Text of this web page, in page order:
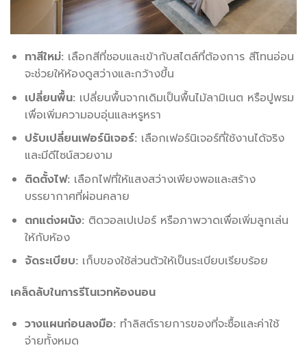
ทาสีใหม่:เลือกสีที่ชอบและเข้ากับสไตล์ที่ต้องการ สีโทนอ่อน
จะช่วยให้ห้องดูสว่างและกว้างขึ้น
เปลี่ยนพื้น:เปลี่ยนพื้นจากเดิมเป็นพื้นไม้ลามิเนต หรือปูพรม
เพื่อเพิ่มความอบอุ่นและหรูหรา
ปรับเปลี่ยนเฟอร์นิเจอร์:เลือกเฟอร์นิเจอร์ที่ใช้งานได้จริง
และมีดีไซน์สวยงาม
ติดตั้งไฟ:เลือกไฟที่ให้แสงสว่างเพียงพอและสร้าง
บรรยากาศที่ผ่อนคลาย
ตกแต่งผนัง:ติดวอลเปเปอร์ หรือภาพวาดเพื่อเพิ่มลูกเล่น
ให้กับห้อง
จัดระเบียบ:เก็บของใช้ส่วนตัวให้เป็นระเบียบเรียบร้อย
เคล็ดลับในการรีโนเวทห้องนอน
วางแผนก่อนลงมือ:ทำลิสต์รายการของที่จะซื้อและค่าใช้
จ่ายทั้งหมด